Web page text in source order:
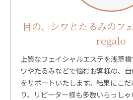
目の、シワとたるみのフ
regalo
上質なフェイシャルエステを浅草
ワやたるみなどで悩むお客様の、
をサポートいたします。結果にこ
り、リピーター様も多数いらっしゃ